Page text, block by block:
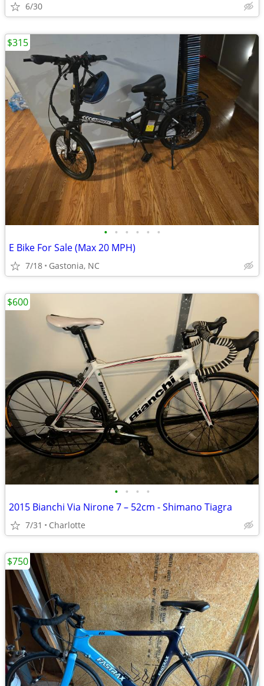
6/30
• • • • • •
E Bike For Sale (Max 20 MPH)
7/18 Gastonia, NC
$315
• • • •
2015 Bianchi Via Nirone 7 – 52cm - Shimano Tiagra
7/31 Charlotte
$600
$750